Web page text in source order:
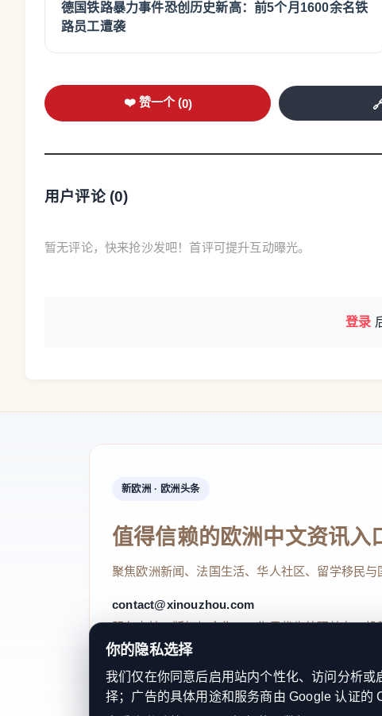
业时间限制，商店全年每天均可营业，具体营业时间由经
和行业集体协议加以保障。葡萄牙也于2023年7月修订营业
波兰和奥地利坚持严格限制周日营业
与上述国家不同，波
来，波兰逐步实施新的营业制度，大多数周日商店必须关
和复活节前的购物高峰期。这一政策旨在保护劳动者和家
地区的商户可以例外营业。违规经营将面临行政处罚，因
各自治区，因此各地规定并不统一。在加泰罗尼亚、巴斯
界关注的另一项劳动政策议题。
“Merz-Regierung forciert Lockerung der Sonntagsarbeitsregeln
本文来源：微信公众号「开元网」
原文链接：点击查看
如有版权问题，请联系删除。
德国铁路暴力事件恐创历史新高：前5个月1600余名铁
路员工遭袭
❤️ 赞一个 (0)
用户评论 (0)
暂无评论，快来抢沙发吧！首评可提升互动曝光。
登录
新欧洲 · 欧洲头条
值得信赖的欧洲中文资讯入
聚焦欧洲新闻、法国生活、华人社区、留学移民
contact@xinouzhou.com
服务支持、版权与合作：工作日优先处理站务、投
© 2026 新欧洲·欧洲头条. All Rights Reserved. 本网
你的隐私选择
我们仅在你同意后启用站内个性化、访问分析
择；广告的具体用途和服务商由 Google 认证的